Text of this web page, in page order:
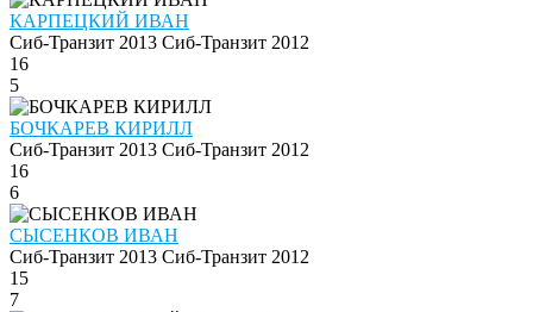
КАРПЕЦКИЙ ИВАН
Сиб-Транзит 2013 Сиб-Транзит 2012
16
5
БОЧКАРЕВ КИРИЛЛ
Сиб-Транзит 2013 Сиб-Транзит 2012
16
6
СЫСЕНКОВ ИВАН
Сиб-Транзит 2013 Сиб-Транзит 2012
15
7